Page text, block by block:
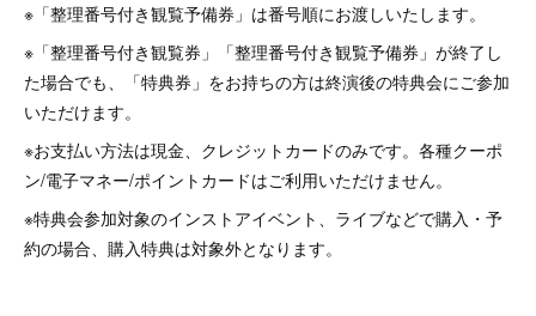
※「整理番号付き観覧予備券」は番号順にお渡しいたします。
※「整理番号付き観覧券」「整理番号付き観覧予備券」が終了し
た場合でも、「特典券」をお持ちの方は終演後の特典会にご参加
いただけます。
※お支払い方法は現金、クレジットカードのみです。各種クーポ
ン/電子マネー/ポイントカードはご利用いただけません。
※特典会参加対象のインストアイベント、ライブなどで購入・予
約の場合、購入特典は対象外となります。